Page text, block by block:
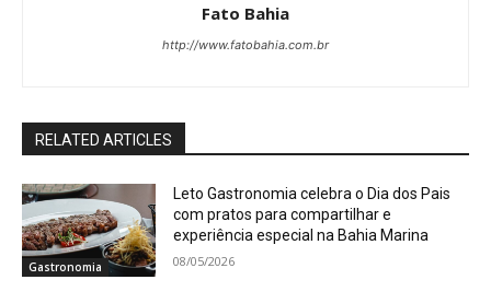
Fato Bahia
http://www.fatobahia.com.br
RELATED ARTICLES
Gastronomia
Leto Gastronomia celebra o Dia dos Pais
com pratos para compartilhar e
experiência especial na Bahia Marina
08/05/2026